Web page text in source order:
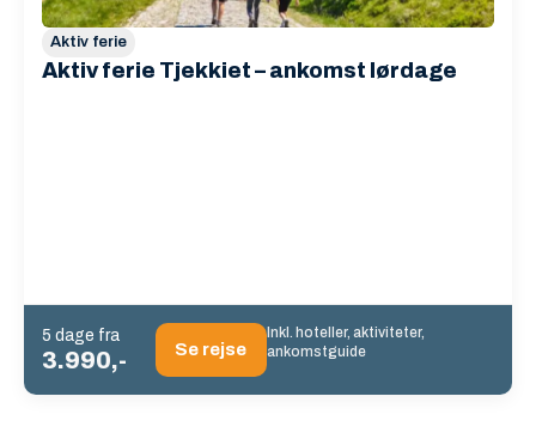
Aktiv ferie
Aktiv ferie Tjekkiet – ankomst lørdage
5 dage fra
3.990,- Se rejse
Inkl. hoteller, aktiviteter,
ankomstguide